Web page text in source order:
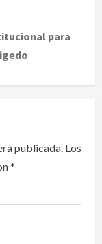
para
publicada. Los
*